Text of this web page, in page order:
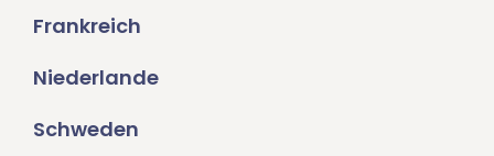
Frankreich
Niederlande
Schweden